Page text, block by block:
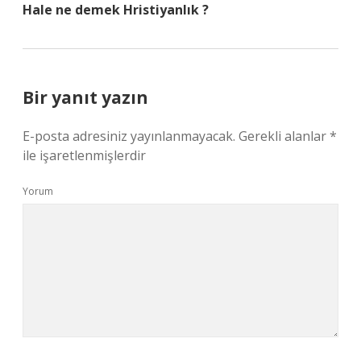
Hale ne demek Hristiyanlık ?
Bir yanıt yazın
E-posta adresiniz yayınlanmayacak. Gerekli alanlar*
ile işaretlenmişlerdir
Yorum